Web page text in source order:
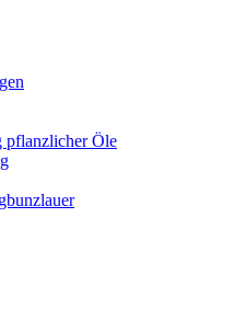
pflanzlicher Öle